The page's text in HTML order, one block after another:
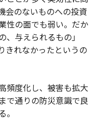
会のないものへの投資
性の面でも弱い。だか
、与えられるもの」
きれなかったというの
頻度化し、被害も拡大
で通りの防災意識で良